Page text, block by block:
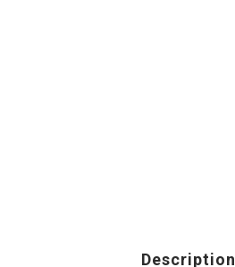
Description